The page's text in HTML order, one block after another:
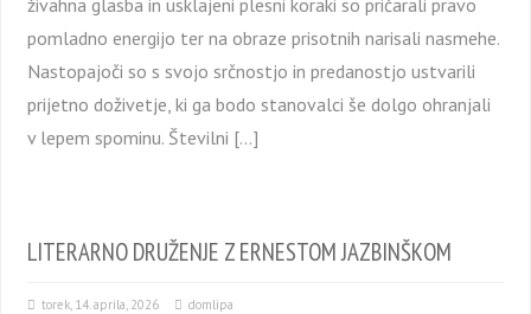
živahna glasba in usklajeni plesni koraki so pričarali pravo
pomladno energijo ter na obraze prisotnih narisali nasmehe.
Nastopajoči so s svojo srčnostjo in predanostjo ustvarili
prijetno doživetje, ki ga bodo stanovalci še dolgo ohranjali
v lepem spominu. Številni […]
LITERARNO DRUŽENJE Z ERNESTOM JAZBINŠKOM
torek, 14. aprila, 2026 domlipa